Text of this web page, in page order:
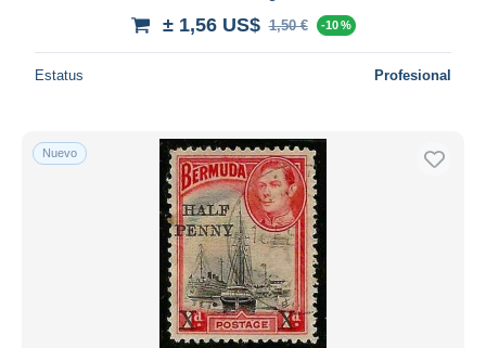
± 1,56 US$ 1,50 € -10 %
Estatus Profesional
Nuevo